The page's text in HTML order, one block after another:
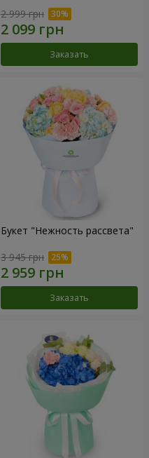
2 999 грн
Заказать
Букет "Нежность рассвета"
3 945 грн
Заказать